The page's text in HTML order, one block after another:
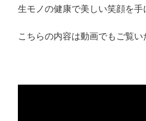
生モノの健康で美しい笑顔を手
こちらの内容は動画でもご覧い